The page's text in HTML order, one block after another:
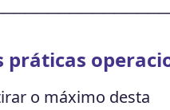
práticas
o máximo desta